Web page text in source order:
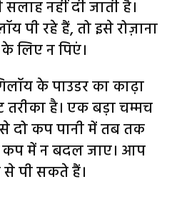
नहीं दी जाती है।
पी रहे हैं, तो इसे रोज़ाना
लिए न पिएं।
के पाउडर का काढ़ा
है। एक बड़ा चम्मच
दो कप पानी में तब तक
में न बदल जाए। आप
पी सकते हैं।